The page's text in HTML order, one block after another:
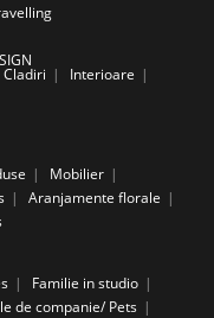
Cladiri
Interioare
Mobilier
Aranjamente florale
Familie in studio
de companie/ Pets